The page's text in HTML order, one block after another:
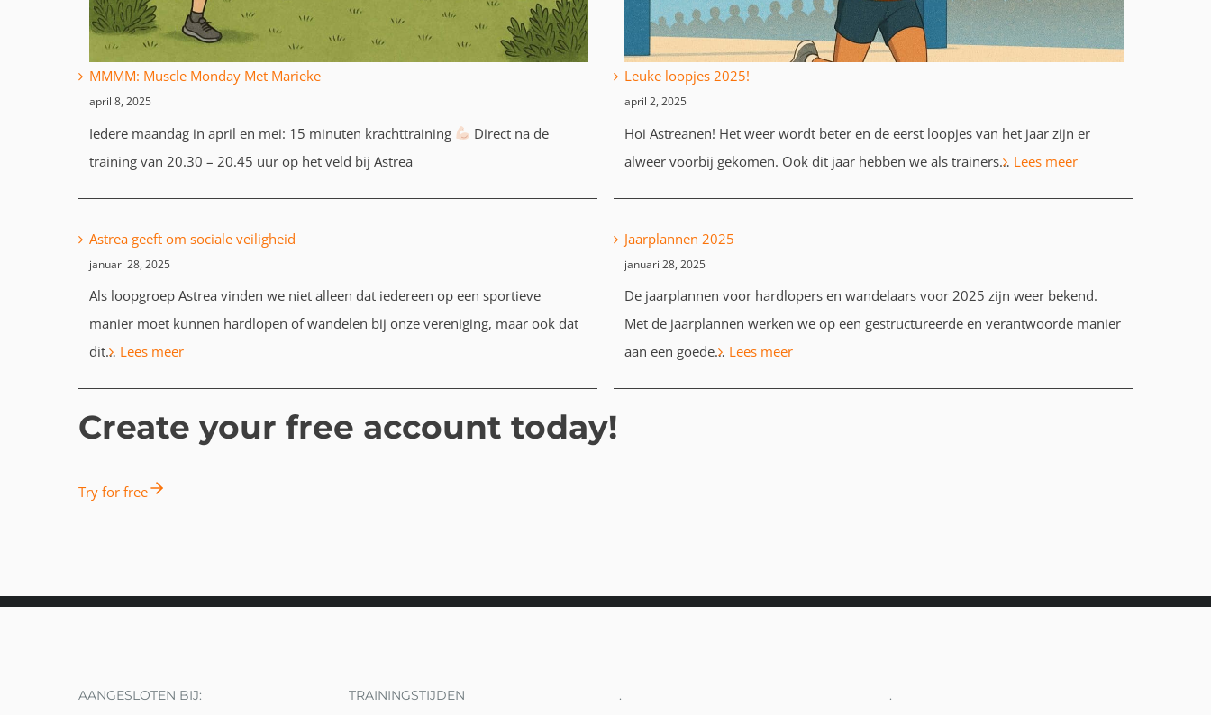
MMMM: Muscle Monday Met Marieke
april 8, 2025
Iedere maandag in april en mei: 15 minuten krachttraining
Direct na de
training van 20.30 – 20.45 uur op het veld bij Astrea
Leuke loopjes 2025!
april 2, 2025
Hoi Astreanen! Het weer wordt beter en de eerst loopjes van het jaar zijn er
alweer voorbij gekomen. Ook dit jaar hebben we als trainers… Lees meer:
Astrea geeft om sociale veiligheid
januari 28, 2025
Als loopgroep Astrea vinden we niet alleen dat iedereen op een sportieve
manier moet kunnen hardlopen of wandelen bij onze vereniging, maar ook dat
dit… Lees meer:
om
Jaarplannen 2025
januari 28, 2025
De jaarplannen voor hardlopers en wandelaars voor 2025 zijn weer bekend.
Met de jaarplannen werken we op een gestructureerde en verantwoorde manier
aan een goede… Lees meer:
Create your free account today!
Try for free
AANGESLOTEN BIJ: TRAININGSTIJDEN . .